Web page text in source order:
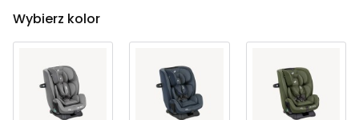
Wybierz kolor